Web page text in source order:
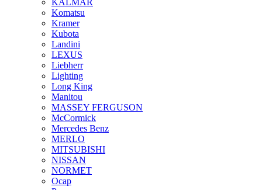
KALMAR
Komatsu
Kramer
Kubota
Landini
LEXUS
Liebherr
Lighting
Long King
Manitou
MASSEY FERGUSON
McCormick
Mercedes Benz
MERLO
MITSUBISHI
NISSAN
NORMET
Ocap